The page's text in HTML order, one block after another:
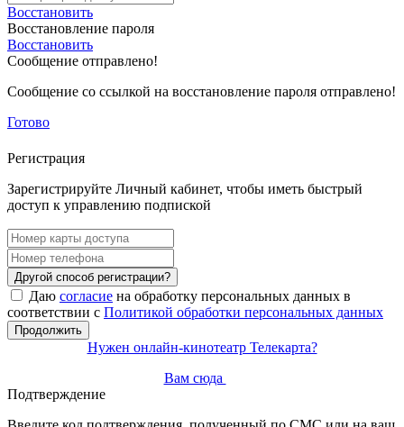
Восстановить
Восстановление пароля
Восстановить
Сообщение отправлено!
Сообщение со ссылкой на восстановление пароля отправлено!
Готово
Регистрация
Зарегистрируйте Личный кабинет, чтобы иметь быстрый
доступ к управлению подпиской
Другой способ регистрации?
Даю согласие на обработку персональных данных в
соответствии с Политикой обработки персональных данных
Продолжить
Нужен онлайн-кинотеатр Телекарта?
Вам сюда
Подтверждение